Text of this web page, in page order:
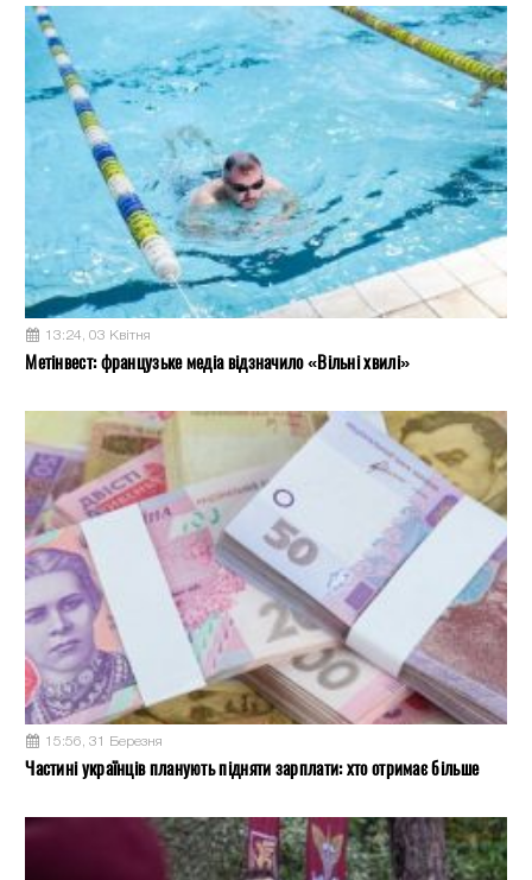
13:24, 03 Квітня
Метінвест: французьке медіа відзначило «Вільні хвилі»
15:56, 31 Березня
Частині українців планують підняти зарплати: хто отримає більше